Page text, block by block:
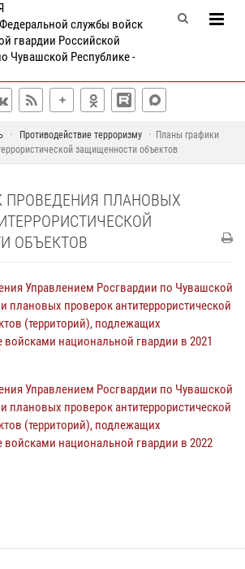
службы войск
гвардии Российской
Чувашской Республике -
Противодействие терроризму
Планы графики
защищенности объектов
ПРОВЕДЕНИЯ ПЛАНОВЫХ
ОБЪЕКТОВ
Управлением Росгвардии по Чувашской
плановых проверок антитеррористической
(территорий), подлежащих
войсками национальной гвардии в 2021
Управлением Росгвардии по Чувашской
плановых проверок антитеррористической
(территорий), подлежащих
войсками национальной гвардии в 2022